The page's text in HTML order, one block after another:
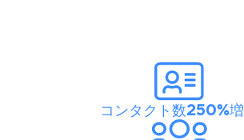
コンタクト数250%増